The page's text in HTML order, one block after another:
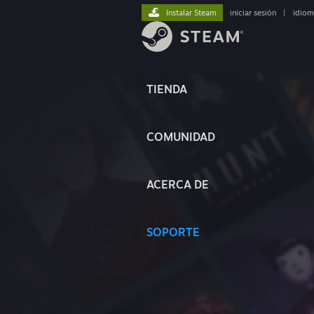
TIENDA
COMUNIDAD
ACERCA DE
SOPORTE
Instalar Steam iniciar sesión